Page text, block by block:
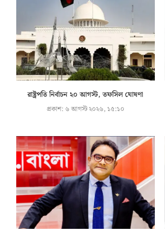
রাষ্ট্রপতি নির্বাচন ২০ আগস্ট, তফসিল ঘোষণা
প্রকাশ: ৬ আগস্ট ২০২৬, ১৫:১০